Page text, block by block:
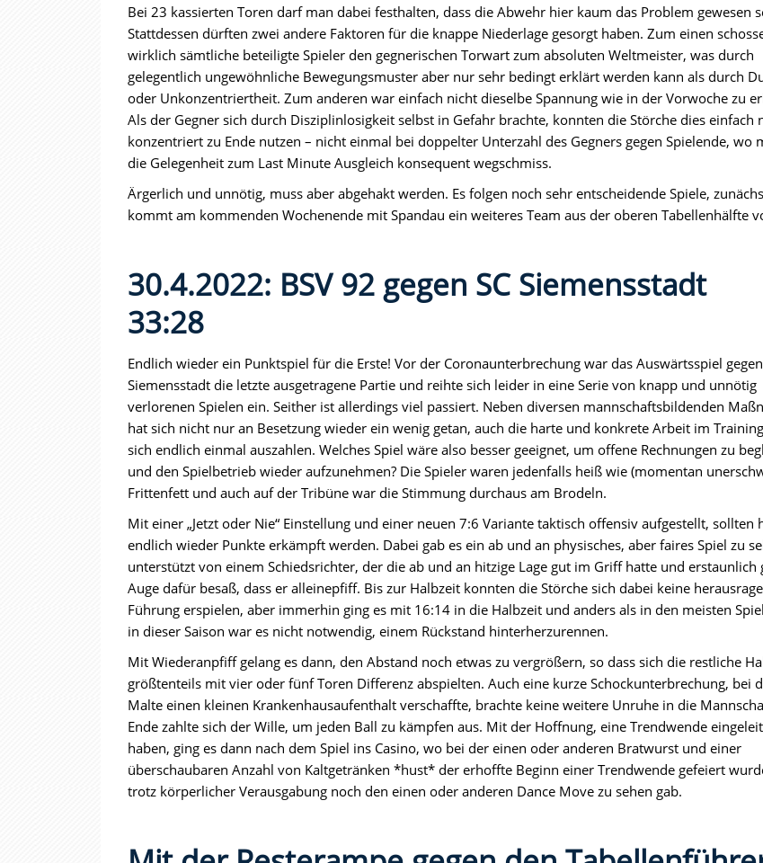
Bei 23 kassierten Toren darf man dabei festhalten, dass die Abwehr hier kaum das Problem gewesen
Stattdessen dürften zwei andere Faktoren für die knappe Niederlage gesorgt haben. Zum einen
wirklich sämtliche beteiligte Spieler den gegnerischen Torwart zum absoluten Weltmeister, was durch
gelegentlich ungewöhnliche Bewegungsmuster aber nur sehr bedingt erklärt werden kann als durch
oder Unkonzentriertheit. Zum anderen war einfach nicht dieselbe Spannung wie in der Vorwoche zu
Als der Gegner sich durch Disziplinlosigkeit selbst in Gefahr brachte, konnten die Störche dies einfach
konzentriert zu Ende nutzen – nicht einmal bei doppelter Unterzahl des Gegners gegen Spielende, wo
die Gelegenheit zum Last Minute Ausgleich konsequent wegschmiss.
Ärgerlich und unnötig, muss aber abgehakt werden. Es folgen noch sehr entscheidende Spiele,
kommt am kommenden Wochenende mit Spandau ein weiteres Team aus der oberen Tabellenhälfte
30.4.2022: BSV 92 gegen SC Siemensstadt
33:28
Endlich wieder ein Punktspiel für die Erste! Vor der Coronaunterbrechung war das Auswärtsspiel gegen
Siemensstadt die letzte ausgetragene Partie und reihte sich leider in eine Serie von knapp und unnötig
verlorenen Spielen ein. Seither ist allerdings viel passiert. Neben diversen mannschaftsbildenden
hat sich nicht nur an Besetzung wieder ein wenig getan, auch die harte und konkrete Arbeit im
sich endlich einmal auszahlen. Welches Spiel wäre also besser geeignet, um offene Rechnungen zu
und den Spielbetrieb wieder aufzunehmen? Die Spieler waren jedenfalls heiß wie (momentan
Frittenfett und auch auf der Tribüne war die Stimmung durchaus am Brodeln.
Mit einer „Jetzt oder Nie“ Einstellung und einer neuen 7:6 Variante taktisch offensiv aufgestellt, sollten
endlich wieder Punkte erkämpft werden. Dabei gab es ein ab und an physisches, aber faires Spiel zu
unterstützt von einem Schiedsrichter, der die ab und an hitzige Lage gut im Griff hatte und erstaunlich
Auge dafür besaß, dass er alleinepfiff. Bis zur Halbzeit konnten die Störche sich dabei keine
Führung erspielen, aber immerhin ging es mit 16:14 in die Halbzeit und anders als in den meisten
in dieser Saison war es nicht notwendig, einem Rückstand hinterherzurennen.
Mit Wiederanpfiff gelang es dann, den Abstand noch etwas zu vergrößern, so dass sich die restliche
größtenteils mit vier oder fünf Toren Differenz abspielten. Auch eine kurze Schockunterbrechung, bei
Malte einen kleinen Krankenhausaufenthalt verschaffte, brachte keine weitere Unruhe in die
Ende zahlte sich der Wille, um jeden Ball zu kämpfen aus. Mit der Hoffnung, eine Trendwende
haben, ging es dann nach dem Spiel ins Casino, wo bei der einen oder anderen Bratwurst und einer
überschaubaren Anzahl von Kaltgetränken *hust* der erhoffte Beginn einer Trendwende gefeiert
trotz körperlicher Verausgabung noch den einen oder anderen Dance Move zu sehen gab.